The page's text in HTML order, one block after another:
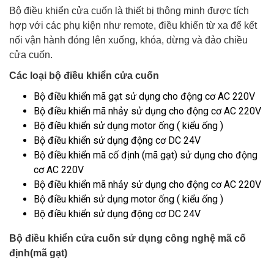
Bộ điều khiển cửa cuốn là thiết bị thông minh được tích
hợp với các phụ kiện như remote, điều khiển từ xa để kết
nối vận hành đóng lên xuống, khóa, dừng và đảo chiều
cửa cuốn.
Các loại bộ điều khiển cửa cuốn
Bộ điều khiển mã gạt sử dụng cho động cơ AC 220V
Bộ điều khiển mã nhảy sử dụng cho động cơ AC 220V
Bộ điều khiển sử dụng motor ống ( kiểu ống )
Bộ điều khiển sử dụng động cơ DC 24V
Bộ điều khiển mã cố định (mã gạt) sử dụng cho động
cơ AC 220V
Bộ điều khiển mã nhảy sử dụng cho động cơ AC 220V
Bộ điều khiển sử dụng motor ống ( kiểu ống )
Bộ điều khiển sử dụng động cơ DC 24V
Bộ điều khiển cửa cuốn sử dụng công nghệ mã cố
định(mã gạt)